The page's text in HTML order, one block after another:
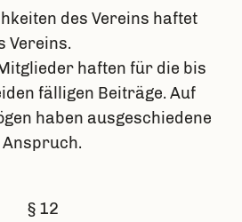
des Vereins haftet
Vereins.
haften für die bis
fälligen Beiträge. Auf
haben ausgeschiedene
§ 12